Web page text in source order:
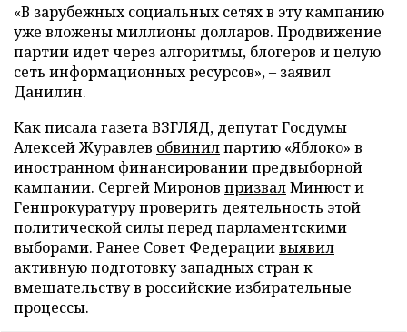
«В зарубежных социальных сетях в эту кампанию
уже вложены миллионы долларов. Продвижение
партии идет через алгоритмы, блогеров и целую
сеть информационных ресурсов», – заявил
Данилин.
Как писала газета ВЗГЛЯД, депутат Госдумы
Алексей Журавлев обвинилпартию «Яблоко» в
иностранном финансировании предвыборной
кампании. Сергей Миронов призвалМинюст и
Генпрокуратуру проверить деятельность этой
политической силы перед парламентскими
выборами. Ранее Совет Федерациивыявил
активную подготовку западных стран к
вмешательству в российские избирательные
процессы.